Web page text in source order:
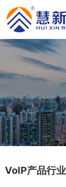
VoIP产品行